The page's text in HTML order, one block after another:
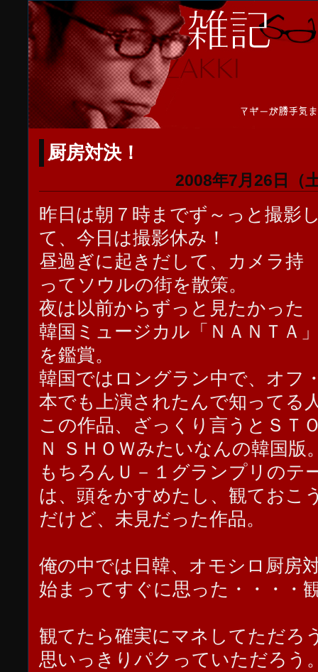
厨房対決！
2008年7月26日（
昨日は朝７時までず～っと撮影
て、今日は撮影休み！
昼過ぎに起きだして、カメラ持
ってソウルの街を散策。
夜は以前からずっと見たかった
韓国ミュージカル「ＮＡＮＴＡ
を鑑賞。
韓国ではロングラン中で、オフ
本でも上演されたんで知ってる
この作品、ざっくり言うとＳＴ
Ｎ ＳＨＯＷみたいなんの韓国版
もちろんＵ－１グランプリのテ
は、頭をかすめたし、観ておこ
だけど、未見だった作品。
俺の中では日韓、オモシロ厨房
始まってすぐに思った・・・・
観てたら確実にマネしてただろ
思いっきりパクっていただろう